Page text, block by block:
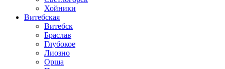
Хойники
Витебская
Витебск
Браслав
Глубокое
Лиозно
Орша